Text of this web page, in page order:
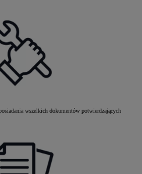
wszelkich dokumentów potwierdzających